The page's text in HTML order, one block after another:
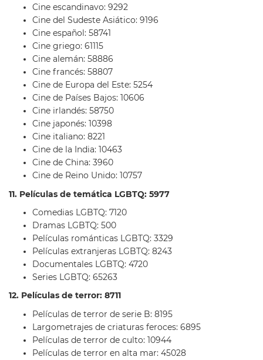
Cine escandinavo: 9292
Cine del Sudeste Asiático: 9196
Cine español: 58741
Cine griego: 61115
Cine alemán: 58886
Cine francés: 58807
Cine de Europa del Este: 5254
Cine de Países Bajos: 10606
Cine irlandés: 58750
Cine japonés: 10398
Cine italiano: 8221
Cine de la India: 10463
Cine de China: 3960
Cine de Reino Unido: 10757
11. Películas de temática LGBTQ: 5977
Comedias LGBTQ: 7120
Dramas LGBTQ: 500
Películas románticas LGBTQ: 3329
Películas extranjeras LGBTQ: 8243
Documentales LGBTQ: 4720
Series LGBTQ: 65263
12. Películas de terror: 8711
Películas de terror de serie B: 8195
Largometrajes de criaturas feroces: 6895
Películas de terror de culto: 10944
Películas de terror en alta mar: 45028